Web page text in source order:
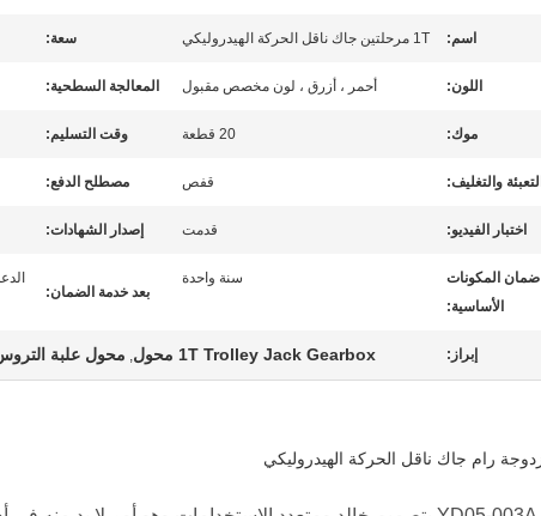
اسم: 1T مرحلتين جاك ناقل الحركة الهيدروليكي سعة:
اللون: أحمر ، أزرق ، لون مخصص مقبول المعالجة السطحية:
موك: 20 قطعة وقت التسليم:
التعبئة والتغليف: قفص مصطلح الدفع:
اختبار الفيديو: قدمت إصدار الشهادات:
ضمان المكونات
الأساسية:
سنة واحدة
بعد خدمة الضمان:
إبراز: 1T Trolley Jack Gearbox محول , محول علبة التروس